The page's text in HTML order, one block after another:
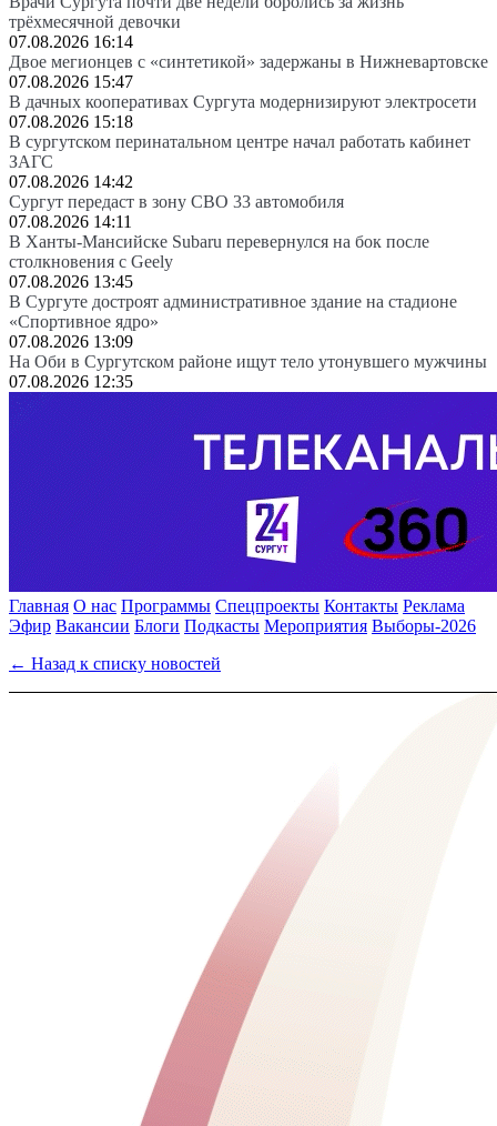
трёхмесячной девочки
07.08.2026 16:14
Двое мегионцев с «синтетикой» задержаны в Нижневартовске
07.08.2026 15:47
В дачных кооперативах Сургута модернизируют электросети
07.08.2026 15:18
В сургутском перинатальном центре начал работать кабинет
ЗАГС
07.08.2026 14:42
Сургут передаст в зону СВО 33 автомобиля
07.08.2026 14:11
В Ханты-Мансийске Subaru перевернулся на бок после
столкновения с Geely
07.08.2026 13:45
В Сургуте достроят административное здание на стадионе
«Спортивное ядро»
07.08.2026 13:09
На Оби в Сургутском районе ищут тело утонувшего мужчины
07.08.2026 12:35
Главная О нас Программы Спецпроекты Контакты Реклама
Эфир Вакансии Блоги Подкасты Мероприятия Выборы-2026
← Назад к списку новостей